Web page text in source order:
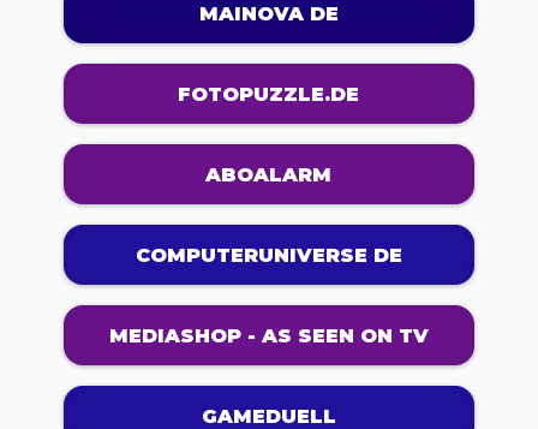
MAINOVA DE
FOTOPUZZLE.DE
ABOALARM
COMPUTERUNIVERSE DE
MEDIASHOP - AS SEEN ON TV
GAMEDUELL